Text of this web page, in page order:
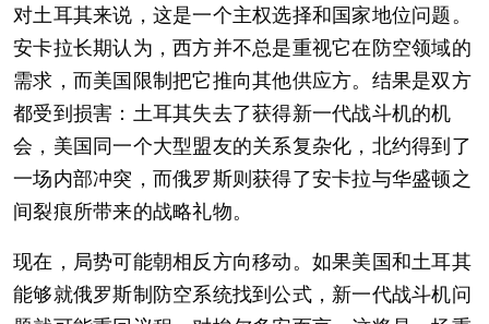
对土耳其来说，这是一个主权选择和国家地位问题。
安卡拉长期认为，西方并不总是重视它在防空领域的
需求，而美国限制把它推向其他供应方。结果是双方
都受到损害：土耳其失去了获得新一代战斗机的机
会，美国同一个大型盟友的关系复杂化，北约得到了
一场内部冲突，而俄罗斯则获得了安卡拉与华盛顿之
间裂痕所带来的战略礼物。
现在，局势可能朝相反方向移动。如果美国和土耳其
能够就俄罗斯制防空系统找到公式，新一代战斗机问